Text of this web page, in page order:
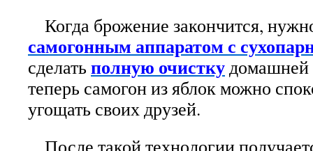
Когда брожение закончится,
самогонным аппаратом с
сделать полную очисткудомашней
теперь самогон из яблок можно
угощать своих друзей.
После такой технологии